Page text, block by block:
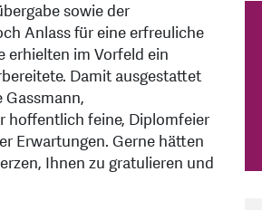
sowie der
Anlass für eine erfreuliche
erhielten im Vorfeld ein
Damit ausgestattet
hoffentlich feine, Diplomfeier
Erwartungen. Gerne hätten
Ihnen zu gratulieren und